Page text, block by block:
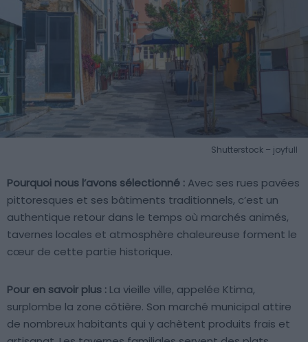
Shutterstock – joyfull
Pourquoi nous l’avons sélectionné : Avec ses rues pavées
pittoresques et ses bâtiments traditionnels, c’est un
authentique retour dans le temps où marchés animés,
tavernes locales et atmosphère chaleureuse forment le
cœur de cette partie historique.
Pour en savoir plus : La vieille ville, appelée Ktima,
surplombe la zone côtière. Son marché municipal attire
de nombreux habitants qui y achètent produits frais et